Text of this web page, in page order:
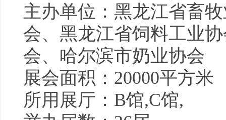
主办单位：黑龙江省畜
会、黑龙江省饲料工业
会、哈尔滨市奶业协会
展会面积：20000平方米
所用展厅：B馆,C馆,